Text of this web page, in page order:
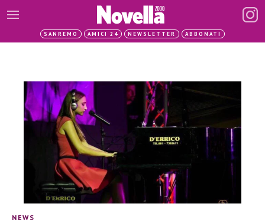
SANREMO AMICI 24 NEWSLETTER ABBONATI
NEWS